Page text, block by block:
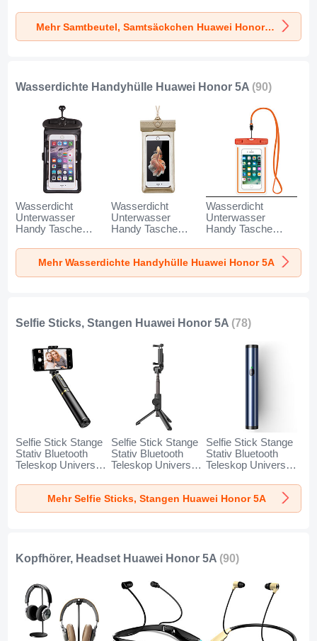
Universal K02 für
Huawei Honor 5A
Grau
für Huawei Honor
5A Grau
Universal S05 für
Huawei Honor 5A
Braun
Mehr Samtbeutel, Samtsäckchen Huawei Honor 5A
Wasserdichte Handyhülle Huawei Honor 5A (90)
Wasserdicht
Unterwasser
Handy Tasche
Huawei Honor 5A
Schwarz
Wasserdicht
Unterwasser
Handy Tasche
Huawei Honor 5A
Gold
Wasserdicht
Unterwasser
Handy Tasche
Huawei Honor 5A
Orange
Mehr Wasserdichte Handyhülle Huawei Honor 5A
Selfie Sticks, Stangen Huawei Honor 5A (78)
Selfie Stick Stange
Stativ Bluetooth
Teleskop Universal
Honor 5A Gold und
Schwarz
Selfie Stick Stange
Stativ Bluetooth
Teleskop Universal
Honor 5A Schwarz
Selfie Stick Stange
Stativ Bluetooth
Teleskop Universal
Honor 5A Blau
Mehr Selfie Sticks, Stangen Huawei Honor 5A
Kopfhörer, Headset Huawei Honor 5A (90)